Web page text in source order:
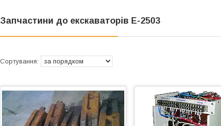
Запчастини до екскаваторів Е-2503